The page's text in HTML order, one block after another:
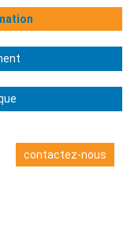
contactez-nous